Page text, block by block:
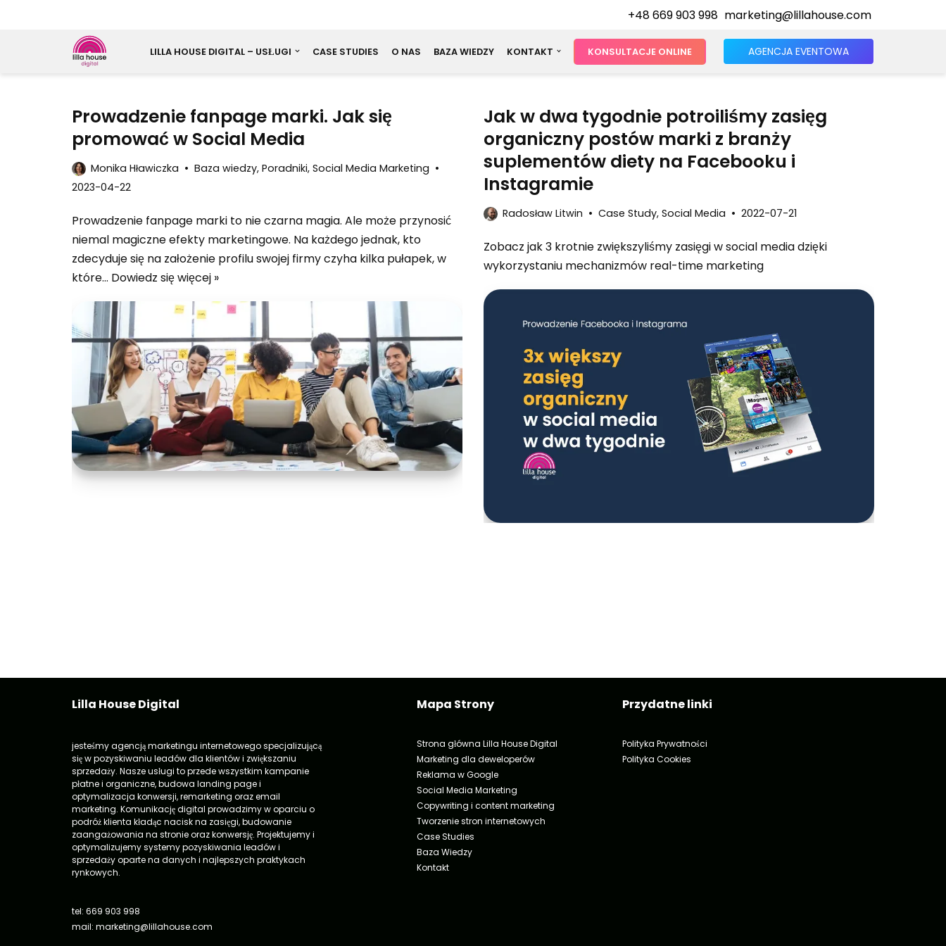
+48 669 903 998 marketing@lillahouse.com
LILLA HOUSE DIGITAL – USŁUGI CASE STUDIES O NAS BAZA WIEDZY KONTAKT KONSULTACJE ONLINE AGENCJA EVENTOWA
Prowadzenie fanpage marki. Jak się
promować w Social Media
Monika Hławiczka Baza wiedzy, Poradniki, Social Media Marketing
2023-04-22
Prowadzenie fanpage marki to nie czarna magia. Ale może przynosić
niemal magiczne efekty marketingowe. Na każdego jednak, kto
zdecyduje się na założenie profilu swojej firmy czyha kilka pułapek, w
które… Dowiedz się więcej »
Jak w dwa tygodnie potroiliśmy zasięg
organiczny postów marki z branży
suplementów diety na Facebooku i
Instagramie
Radosław Litwin Case Study, Social Media 2022-07-21
Zobacz jak 3 krotnie zwiększyliśmy zasięgi w social media dzięki
wykorzystaniu mechanizmów real-time marketing
Lilla House Digital
jesteśmy agencją marketingu internetowego specjalizującą
się w pozyskiwaniu leadów dla klientów i zwiększaniu
sprzedaży. Nasze usługi to przede wszystkim kampanie
płatne i organiczne, budowa landing page i
optymalizacja konwersji, remarketing oraz email
marketing. Komunikację digital prowadzimy w oparciu o
podróż klienta kładąc nacisk na zasięgi, budowanie
zaangażowania na stronie oraz konwersję. Projektujemy i
optymalizujemy systemy pozyskiwania leadów i
sprzedaży oparte na danych i najlepszych praktykach
rynkowych.
tel: 669 903 998
mail: marketing@lillahouse.com
Mapa Strony
Strona główna Lilla House Digital
Marketing dla deweloperów
Reklama w Google
Social Media Marketing
Copywriting i content marketing
Tworzenie stron internetowych
Case Studies
Baza Wiedzy
Kontakt
Przydatne linki
Polityka Prywatności
Polityka Cookies